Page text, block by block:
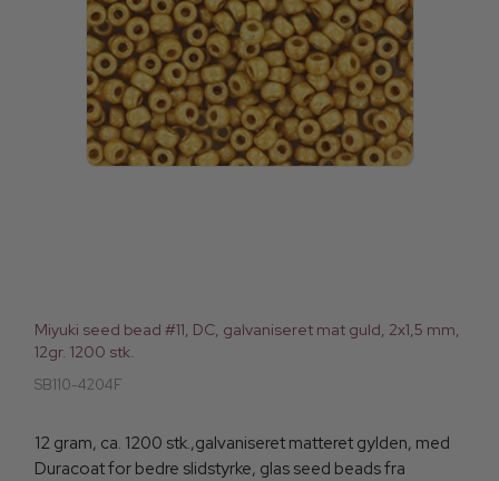
Miyuki seed bead #11, DC, galvaniseret mat guld, 2x1,5 mm,
12gr. 1200 stk.
SB110-4204F
12 gram, ca. 1200 stk.,galvaniseret matteret gylden, med
Duracoat for bedre slidstyrke, glas seed beads fra